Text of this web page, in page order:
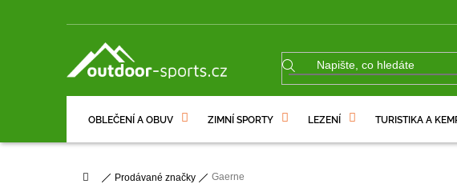
OBLEČENÍ A OBUV ZIMNÍ SPORTY LEZENÍ TURISTIKA A
DomůProdávané značky Gaerne